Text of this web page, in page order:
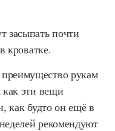
засыпать почти
кроватке.
рукам
как эти вещи
как будто он ещё в
рекомендуют